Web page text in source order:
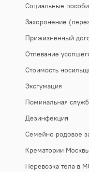
Социальные
Захоронение
Прижизненный
Отпевание
Стоимость
Эксгумация
Поминальная
Дезинфекция
Семейно родовое
Крематории Москвы
Перевозка тела в